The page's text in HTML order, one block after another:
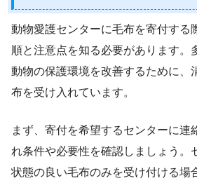
動物愛護センターに毛布を寄付する
順と注意点を知る必要があります。
動物の保護環境を改善するために、
布を受け入れています。
まず、寄付を希望するセンターに連
れ条件や必要性を確認しましょう。
状態の良い毛布のみを受け付ける場